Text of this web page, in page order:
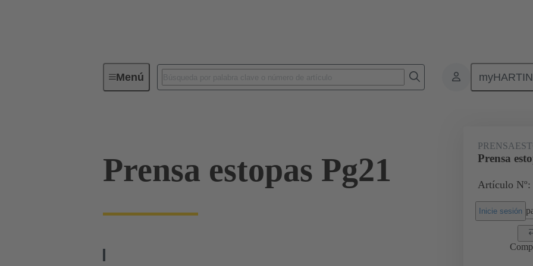
MenúConectores industriales / Han® Accesorios Prensaestopas
Prensa estopas Pg21 Prensa
Artículo Nº:
Inicie sesión